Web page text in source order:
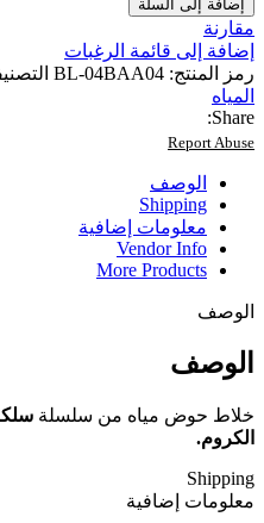
حوض
مياه
سلكة
صوبال
إضافة إلى السلة
مقارنة
إضافة إلى قائمة الرغبات
رمز المنتج: BL-04BAA04
المياه
Share:
Report Abuse
الوصف
Shipping
معلومات إضافية
Vendor Info
More Products
الوصف
الوصف
خلاط حوض مياه من سلسلة
الكروم.
Shipping
معلومات إضافية